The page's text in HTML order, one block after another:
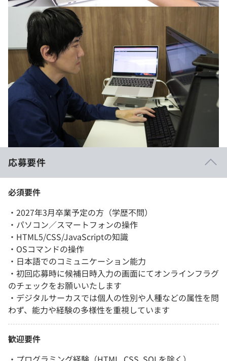
応募要件
必須要件
・2027年3月卒業予定の方（学歴不問）
・パソコン／スマートフォンの操作
・HTML5/CSS/JavaScriptの知識
・OSコマンドの操作
・日本語でのコミュニケーション能力
・初回応募時に候補日時入力の画面にてオンラインフラグ
のチェックをお願いいたします
・デジタルサーカスでは個人の性別や人種などの属性を問
わず、能力や経験の多様性を重視しています
歓迎要件